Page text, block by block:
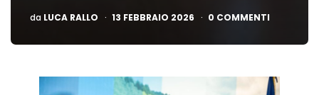
PUBBLICATO
da LUCA RALLO 13 FEBBRAIO 2026 0 COMMENTI